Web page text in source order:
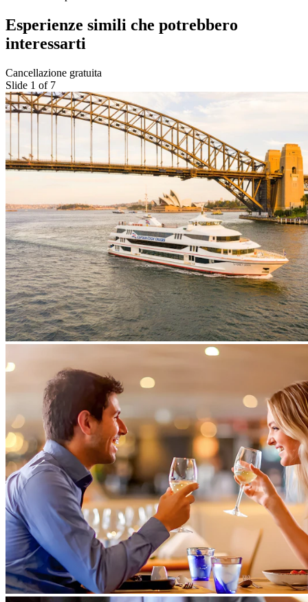
Esperienze simili che potrebbero
interessarti
Cancellazione gratuita
Slide 1 of 7